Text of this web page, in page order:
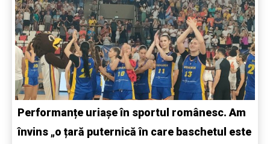
Performanțe uriașe în sportul românesc. Am
învins „o țară puternică în care baschetul este